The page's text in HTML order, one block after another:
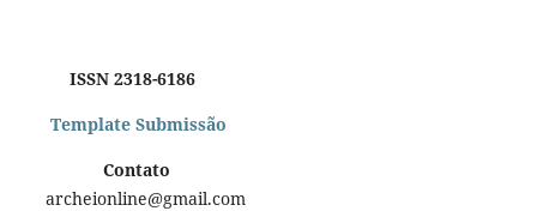
ISSN 2318-6186
Template Submissão
Contato
archeionline@gmail.com